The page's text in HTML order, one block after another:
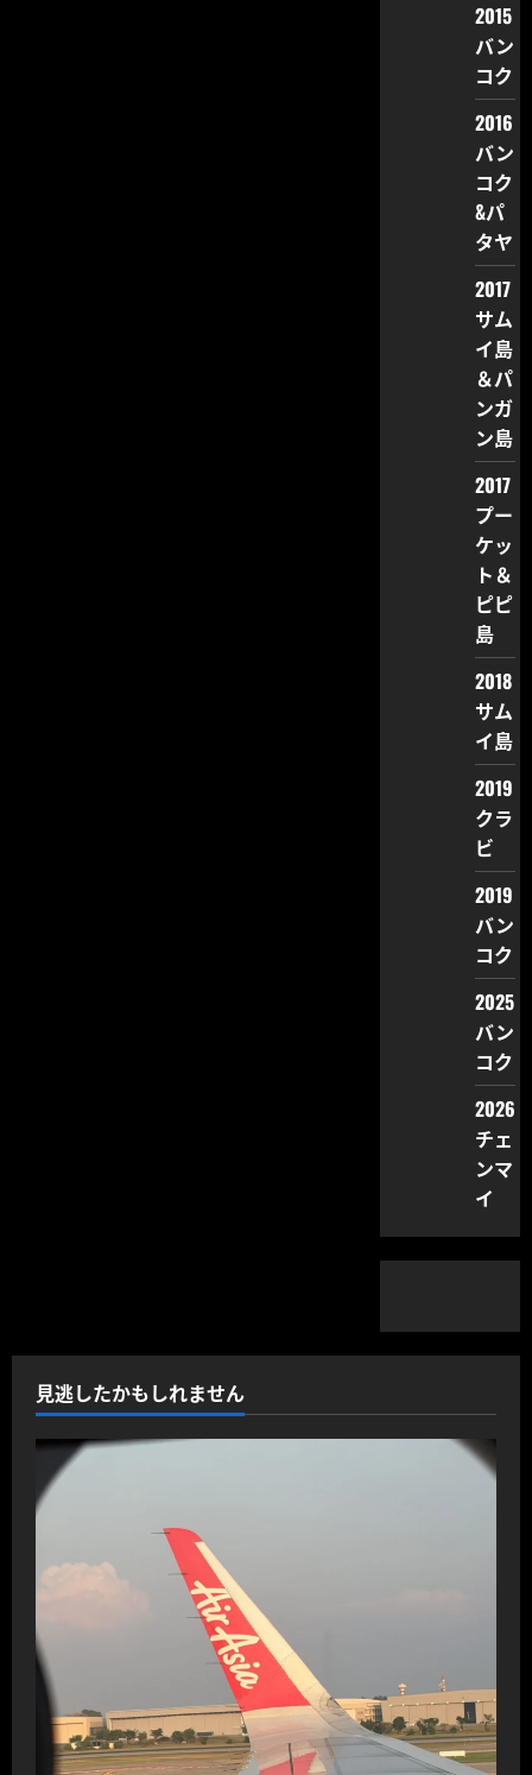
2015
バン
コク
2016
バン
コク
&パ
タヤ
2017
サム
イ島
＆パ
ンガ
ン島
2017
プー
ケッ
ト＆
ピピ
島
2018
サム
イ島
2019
クラ
ビ
2019
バン
コク
2025
バン
コク
2026
チェ
ンマ
イ
見逃したかもしれません